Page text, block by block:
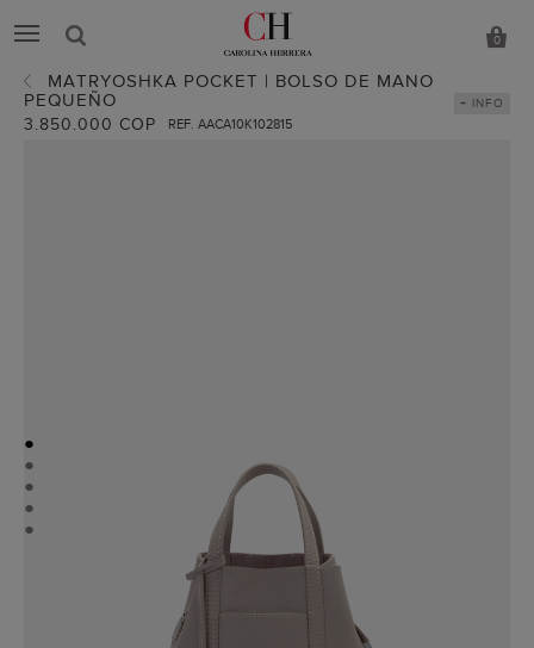
0
MATRYOSHKA POCKET | BOLSO DE MANO
PEQUEÑO
3.850.000 COP REF. AACA10K102815
+ INFO
●
●
●
●
●